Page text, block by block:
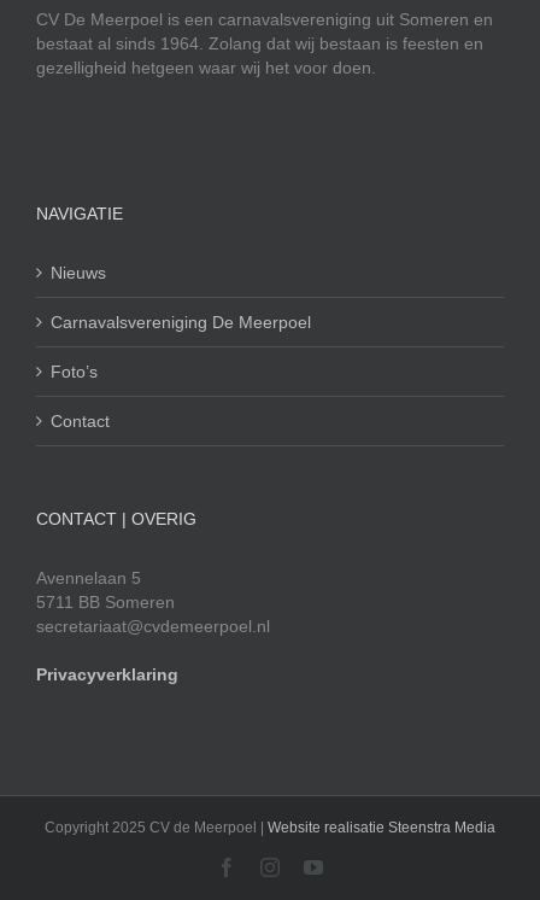
CV De Meerpoel is een carnavalsvereniging uit Someren en
bestaat al sinds 1964. Zolang dat wij bestaan is feesten en
gezelligheid hetgeen waar wij het voor doen.
NAVIGATIE
Nieuws
Carnavalsvereniging De Meerpoel
Foto’s
Contact
CONTACT | OVERIG
Avennelaan 5
5711 BB Someren
secretariaat@cvdemeerpoel.nl
Privacyverklaring
Copyright 2025 CV de Meerpoel | Website realisatie Steenstra Media
FacebookInstagramYouTube